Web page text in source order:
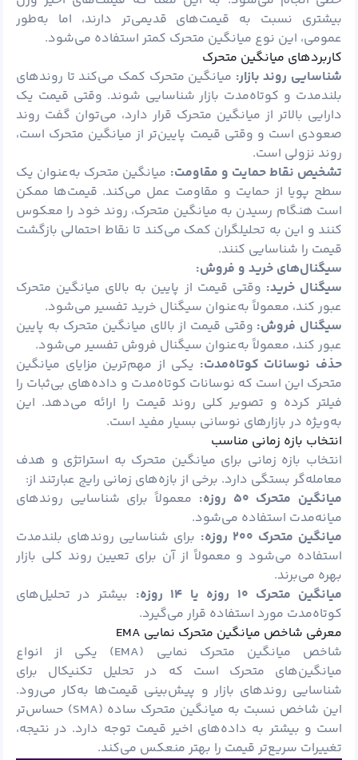
بیشتری نسبت به قیمت‌های قدیمی‌تر دارند، اما به‌طور
عمومی، این نوع میانگین متحرک کمتر استفاده می‌شود.
کاربردهای میانگین متحرک
شناسایی روند بازار: میانگین متحرک کمک می‌کند تا روندهای
بلندمدت و کوتاه‌مدت بازار شناسایی شوند. وقتی قیمت یک
دارایی بالاتر از میانگین متحرک قرار دارد، می‌توان گفت روند
صعودی است و وقتی قیمت پایین‌تر از میانگین متحرک است،
روند نزولی است.
تشخیص نقاط حمایت و مقاومت: میانگین متحرک به‌عنوان یک
سطح پویا از حمایت و مقاومت عمل می‌کند. قیمت‌ها ممکن
است هنگام رسیدن به میانگین متحرک، روند خود را معکوس
کنند و این به تحلیلگران کمک می‌کند تا نقاط احتمالی بازگشت
قیمت را شناسایی کنند.
سیگنال‌های خرید و فروش:
سیگنال خرید: وقتی قیمت از پایین به بالای میانگین متحرک
عبور کند، معمولاً به‌عنوان سیگنال خرید تفسیر می‌شود.
سیگنال فروش: وقتی قیمت از بالای میانگین متحرک به پایین
عبور کند، معمولاً به‌عنوان سیگنال فروش تفسیر می‌شود.
حذف نوسانات کوتاه‌مدت: یکی از مهم‌ترین مزایای میانگین
متحرک این است که نوسانات کوتاه‌مدت و داده‌های بی‌ثبات را
فیلتر کرده و تصویر کلی روند قیمت را ارائه می‌دهد. این
به‌ویژه در بازارهای نوسانی بسیار مفید است.
انتخاب بازه زمانی مناسب
انتخاب بازه زمانی برای میانگین متحرک به استراتژی و هدف
معامله‌گر بستگی دارد. برخی از بازه‌های زمانی رایج عبارتند از:
میانگین متحرک ۵۰ روزه: معمولاً برای شناسایی روندهای
میانه‌مدت استفاده می‌شود.
میانگین متحرک ۲۰۰ روزه: برای شناسایی روندهای بلندمدت
استفاده می‌شود و معمولاً از آن برای تعیین روند کلی بازار
بهره می‌برند.
میانگین متحرک ۱۰ روزه یا ۱۴ روزه: بیشتر در تحلیل‌های
کوتاه‌مدت مورد استفاده قرار می‌گیرد.
معرفی شاخص میانگین متحرک نمایی EMA
شاخص میانگین متحرک نمایی (EMA) یکی از انواع
میانگین‌های متحرک است که در تحلیل تکنیکال برای
شناسایی روندهای بازار و پیش‌بینی قیمت‌ها به‌کار می‌رود.
این شاخص نسبت به میانگین متحرک ساده (SMA) حساس‌تر
است و بیشتر به داده‌های اخیر قیمت توجه دارد. در نتیجه،
تغییرات سریع‌تر قیمت را بهتر منعکس می‌کند.